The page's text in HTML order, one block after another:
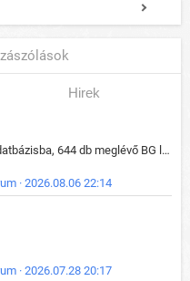
Hirek
149 új BG lap került be az adatbázisba, 644 db meglévő BG lap módosult, bekerültek az új képek a megváltozott lapokhoz is.
· 2026.08.06 22:14
· 2026.07.28 20:17